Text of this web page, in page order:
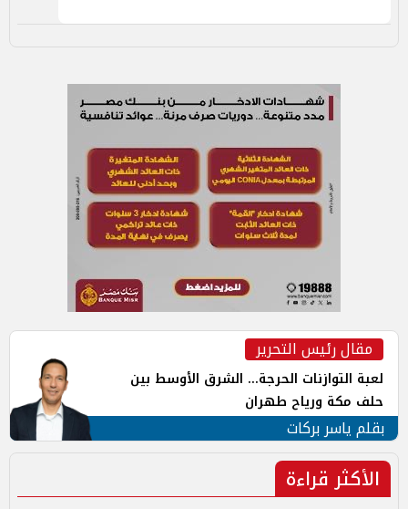
مقال رئيس التحرير
لعبة التوازنات الحرجة... الشرق الأوسط بين
حلف مكة ورياح طهران
بقلم ياسر بركات
الأكثر قراءة